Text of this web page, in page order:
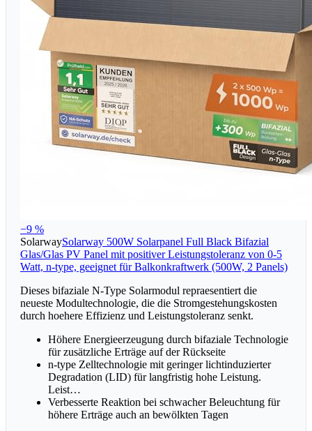
−9 %
SolarwaySolarway 500W Solarpanel Full Black Bifazial
Glas/Glas PV Panel mit positiver Leistungstoleranz von 0-5
Watt, n-type, geeignet für Balkonkraftwerk (500W, 2 Panels)
Dieses bifaziale N-Type Solarmodul repraesentiert die
neueste Modultechnologie, die die Stromgestehungskosten
durch hoehere Effizienz und Leistungstoleranz senkt.
Höhere Energieerzeugung durch bifaziale Technologie
für zusätzliche Erträge auf der Rückseite
n-type Zelltechnologie mit geringer lichtinduzierter
Degradation (LID) für langfristig hohe Leistung.
Leist…
Verbesserte Reaktion bei schwacher Beleuchtung für
höhere Erträge auch an bewölkten Tagen